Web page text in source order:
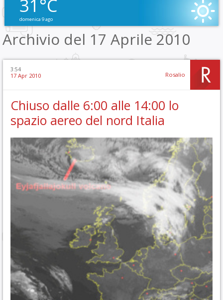
31°C
domenica 9 ago
Archivio del 17 Aprile 2010
3:54
17 Apr 2010 Rosalio
Chiuso dalle 6:00 alle 14:00 lo
spazio aereo del nord Italia